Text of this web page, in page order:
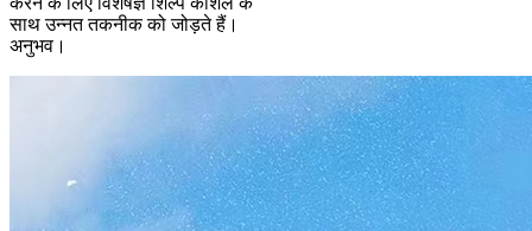
साथ उन्नत तकनीक को जोड़ते हैं।
अनुभव।